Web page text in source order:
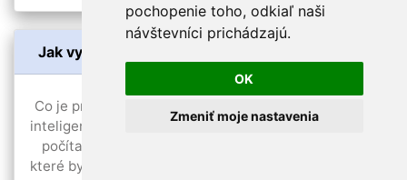
pochopenie toho, odkiaľ naši
návštevníci prichádzajú.
OK
Zmeniť moje nastavenia
Jak vytvořit první projekt s umělou inteligencí?
Co je projekt s umělou inteligencí? Projekt s umělou
inteligencí (AI) je takový projekt, ve kterém využíváte
počítačové algoritmy a modely k řešení problémů,
které by jinak vyžadovaly lidskou inteligenci. Může to